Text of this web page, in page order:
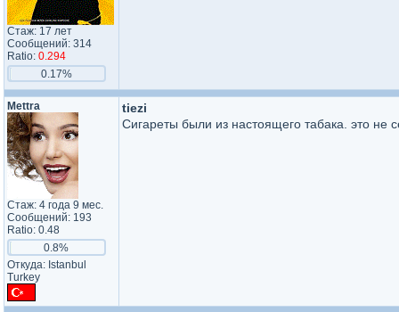
Стаж: 17 лет
Сообщений: 314
Ratio: 0.294
0.17%
Mettra
Стаж: 4 года 9 мес.
Сообщений: 193
Ratio: 0.48
0.8%
Откуда: Istanbul
Turkey
tiezi
Сигареты были из настоящего табака. это не